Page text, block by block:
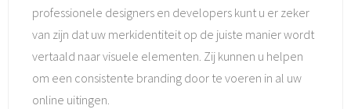
professionele designers en developers kunt u er zeker
van zijn dat uw merkidentiteit op de juiste manier wordt
vertaald naar visuele elementen. Zij kunnen u helpen
om een consistente branding door te voeren in al uw
online uitingen.